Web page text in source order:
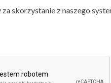
skorzystanie z naszego